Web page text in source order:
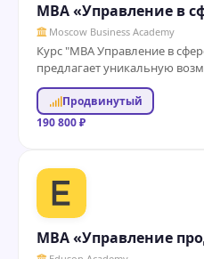
MBA «Управление в
Moscow Business Academy
Курс "MBA Управление в
предлагает уникальную
управления недвижимостью
обучаем студентов...
Продвинутый
190 800 ₽
MBA «Управление